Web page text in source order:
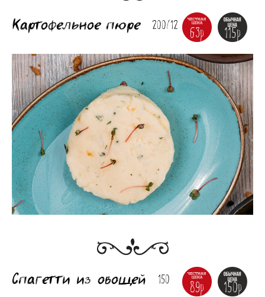
115р
63р
Картофельное пюре 200/12
150р
89р
Спагетти из овощей 150